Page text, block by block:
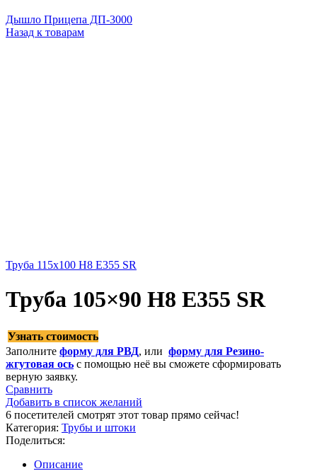
Дышло Прицепа ДП-3000
Назад к товарам
Труба 115х100 Н8 Е355 SR
Труба 105×90 H8 E355 SR
Узнать стоимость
Заполните форму для РВД, или форму для Резино-
жгутовая ось с помощью неё вы сможете сформировать
верную заявку.
Сравнить
Добавить в список желаний
6 посетителей смотрят этот товар прямо сейчас!
Категория: Трубы и штоки
Поделиться:
Описание